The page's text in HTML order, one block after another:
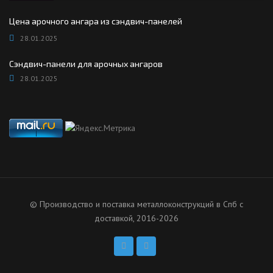
Цена арочного ангара из сэндвич-панелей
28.01.2025
Сэндвич-панели для арочных ангаров
28.01.2025
© Производство и поставка металлоконструкций в Спб с
доставкой, 2016-2026